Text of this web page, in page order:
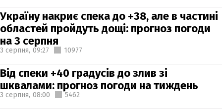
Україну накриє спека до +38, але в частині
областей пройдуть дощі: прогноз погоди
на 3 серпня
3 серпня, 09:27 10977
Від спеки +40 градусів до злив зі
шквалами: прогноз погоди на тиждень
3 серпня, 08:00 5462